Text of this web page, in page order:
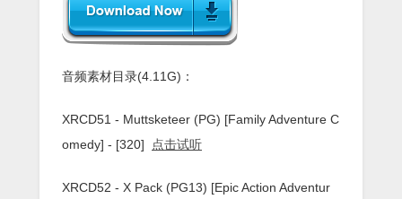
音频素材目录(4.11G)：
XRCD51 - Muttsketeer (PG) [Family Adventure C
omedy] - [320]
点击试听
XRCD52 - X Pack (PG13) [Epic Action Adventur